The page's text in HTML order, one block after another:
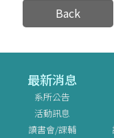
Back
最新消息
系所公告
活動訊息
讀書會/課輔